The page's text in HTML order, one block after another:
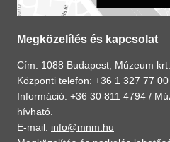
Megközelítés és kapcsolat
Cím: 1088 Budapest, Múzeum
Központi telefon: +36 1 327 77 00
Információ: +36 30 811 4794 /
hívható.
E-mail: info@mnm.hu